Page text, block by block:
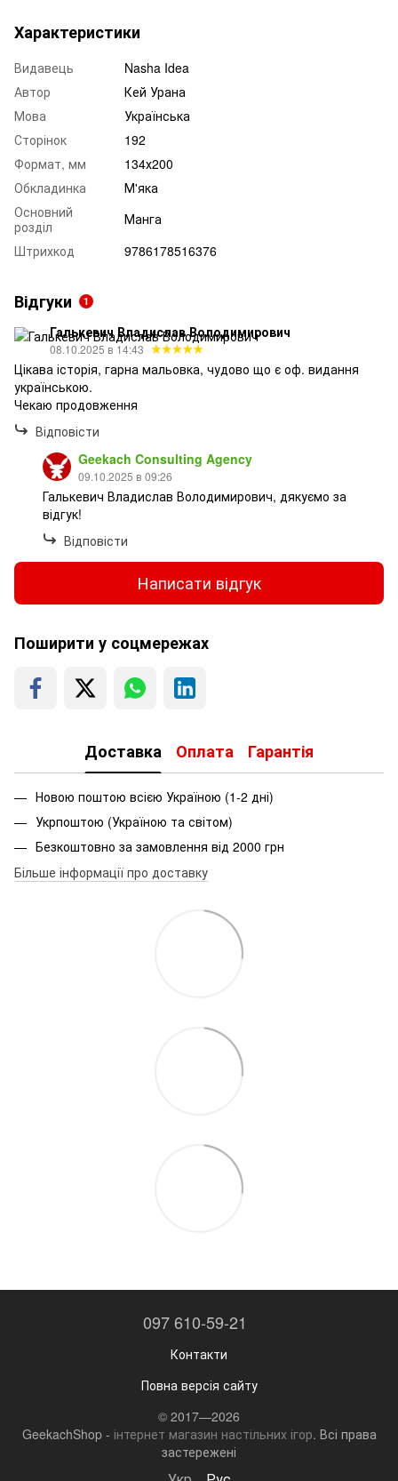
Характеристики
Видавець
Nasha Idea
Автор
Кей Урана
Мова
Українська
Сторінок
192
Формат, мм
134х200
Обкладинка
М'яка
Основний
розділ
Манга
Штрихкод
9786178516376
Відгуки 1
Галькевич Владислав Володимирович
08.10.2025 в 14:43
Цікава історія, гарна мальовка, чудово що є оф. видання
українською.
Чекаю продовження
Відповісти
Geekach Consulting Agency
09.10.2025 в 09:26
Галькевич Владислав Володимирович, дякуємо за
відгук!
Відповісти
Написати відгук
Поширити у соцмережах
Доставка Оплата Гарантія
Новою поштою всією Україною (1-2 дні)
Укрпоштою (Україною та світом)
Безкоштовно за замовлення від 2000 грн
Більше інформації про доставку
097 610-59-21
Контакти
Повна версія сайту
© 2017—2026
GeekachShop - інтернет магазин настільних ігор. Всі права
застережені